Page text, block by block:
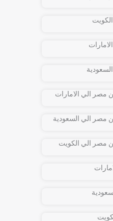
مصر الي الامارات
مصر الي السعودية
مصر الي الكويت